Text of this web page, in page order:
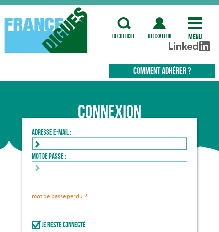
recherche utilisateur Menu
COMMENT ADHÉRER ?
Connexion
Adresse e-mail :
Mot de passe :
mot de passe perdu ?
Je reste connecté